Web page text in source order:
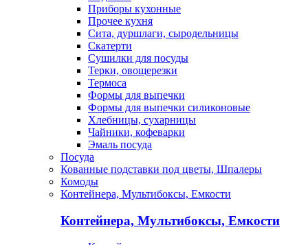
Приборы кухонные
Прочее кухня
Сита, дуршлаги, сыродельницы
Скатерти
Сушилки для посуды
Терки, овощерезки
Термоса
Формы для выпечки
Формы для выпечки силиконовые
Хлебницы, сухарницы
Чайники, кофеварки
Эмаль посуда
Посуда
Кованные подставки под цветы, Шпалеры
Комоды
Контейнера, Мультибоксы, Емкости
Контейнера, Мультибоксы, Емкости